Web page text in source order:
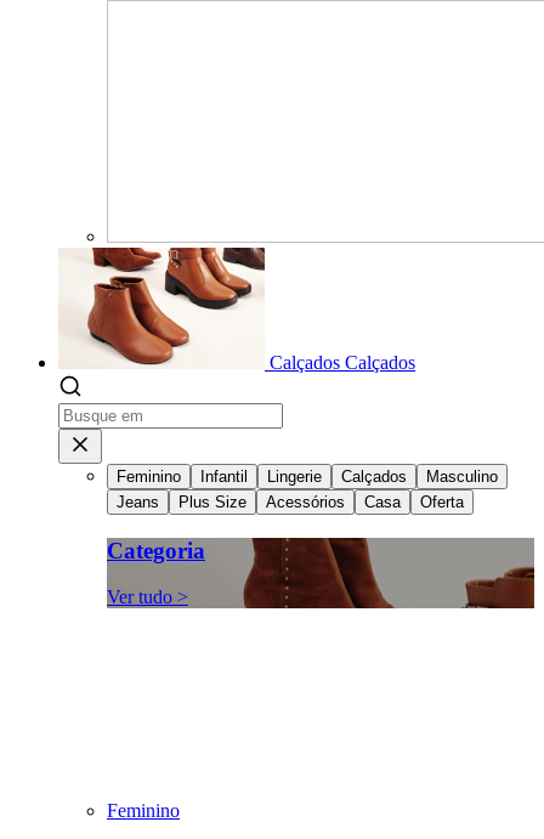
Calçados Calçados
Feminino Infantil Lingerie Calçados
Masculino
Jeans
Plus Size Acessórios Casa Oferta
Categoria
Ver tudo >
Feminino